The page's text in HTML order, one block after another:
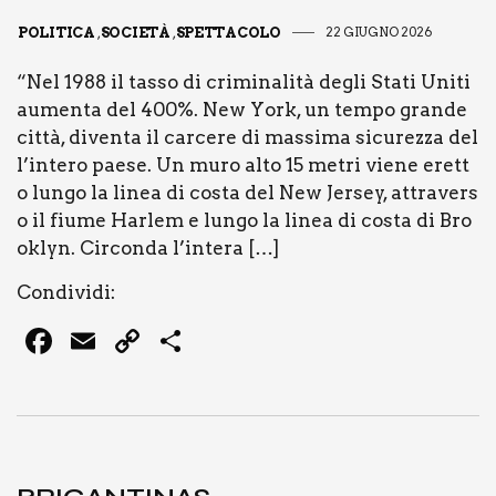
k
k
POLITICA ,SOCIETÀ ,SPETTACOLO 22 GIUGNO 2026
“Nel 1988 il tas­so di cri­mi­na­li­tà degli Sta­ti Uni­ti
aumen­ta del 400%. New York, un tem­po gran­de
cit­tà, diven­ta il car­ce­re di mas­si­ma sicu­rez­za del
l’intero pae­se. Un muro alto 15 metri vie­ne eret­t
o lun­go la linea di costa del New Jer­sey, attra­ver­s
o il fiu­me Har­lem e lun­go la linea di costa di Bro
o­klyn. Cir­con­da l’intera […]
Con­di­vi­di:
F
c
b
E
ai
C
p
Li
n
vi